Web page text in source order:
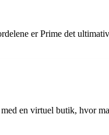
er Prime det
en virtuel butik, hvor